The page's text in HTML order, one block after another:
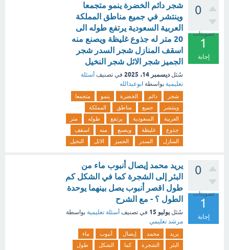
0
تصويتات
1
إجابة
شجر دائم الخضرة ينمو متجمعا
وينتشر في جميع مناطق المملكة
العربية السعودية يرتفع طوله الى
20 متر له جذوع غليظة ويصنع منه
اسقف المنازل شجر السدر شجر
الجميز شجر الاثل شجر النخيل
سُئل ديسمبر 14، 2025 في تصنيف أسئلة
تعليمية بواسطة ابوعبدالله
شجر دائم الخضرة ينمو
متجمعا
وينتشر
جميع مناطق
المملكة
العربية
السعودية يرتفع طوله
متر
جذوع
غليظة ويصنع منه
اسقف
المنازل
السدر الجميز الاثل النخيل
0
تصويتات
1
إجابة
يريد محمد إيصال أنبوب ماء من
البئر إلى الشجرة كما في الشكل كم
طول اقصر أنبوب يصل بينهما يوحدة
الطول ؟ - مع الشرح
سُئل يوليو 15 في تصنيف أسئلة تعليمية بواسطة
مرشد تعليمي
يريد محمد إيصال أنبوب
ماء
البئر
الشجرة كما الشكل طول